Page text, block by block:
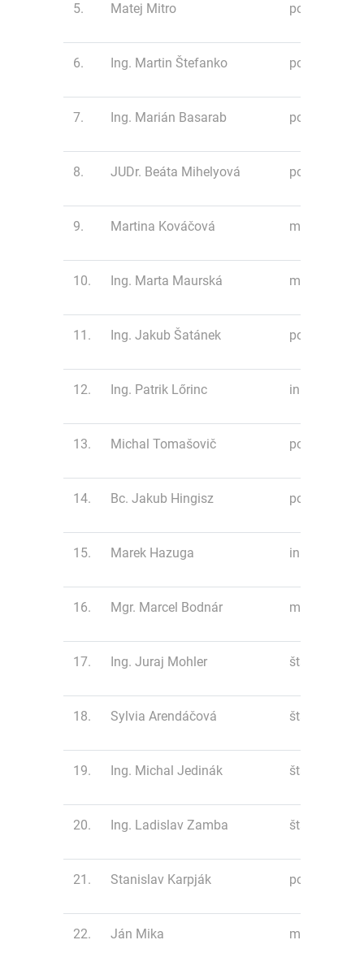
5. Matej Mitro polmaratón
6. Ing. Martin Štefanko polmaratón
7. Ing. Marián Basarab polmaratón
8. JUDr. Beáta Mihelyová polmaratón
9. Martina Kováčová minimaratón
10. Ing. Marta Maurská minimaratón
11. Ing. Jakub Šatánek polmaratón
12. Ing. Patrik Lőrinc inline 20 km
13. Michal Tomašovič polmaratón
14. Bc. Jakub Hingisz polmaratón
15. Marek Hazuga inline 20 km
16. Mgr. Marcel Bodnár minimaratón
17. Ing. Juraj Mohler štafeta 4 x ¼
18. Sylvia Arendáčová štafeta 4 x ¼
19. Ing. Michal Jedinák štafeta 4 x ¼
20. Ing. Ladislav Zamba štafeta 4 x ¼
21. Stanislav Karpják polmaratón
22. Ján Mika maratón